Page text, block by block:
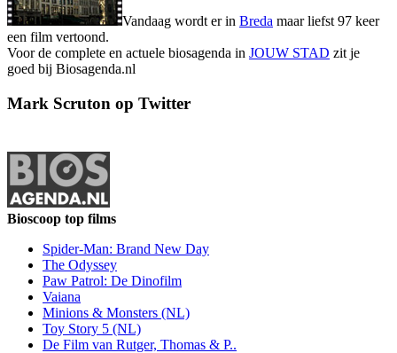
Vandaag wordt er in Breda maar liefst 97 keer
een film vertoond.
Voor de complete en actuele biosagenda in JOUW STAD zit je
goed bij Biosagenda.nl
Mark Scruton op Twitter
Bioscoop top films
Spider-Man: Brand New Day
The Odyssey
Paw Patrol: De Dinofilm
Vaiana
Minions & Monsters (NL)
Toy Story 5 (NL)
De Film van Rutger, Thomas & P..